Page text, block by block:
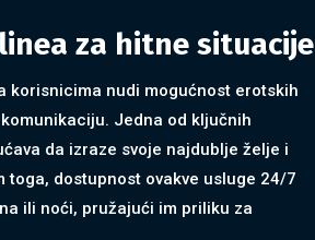
za hitne situacije
nudi mogućnost erotskih
Jedna od ključnih
da izraze svoje najdublje želje i
dostupnost ovakve usluge 24/7
ili noći, pružajući im priliku za